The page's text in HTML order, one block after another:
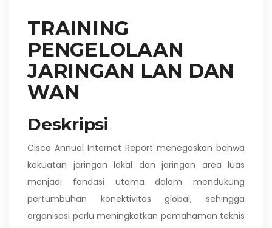
TRAINING
PENGELOLAAN
JARINGAN LAN DAN
WAN
Deskripsi
Cisco Annual Internet Report menegaskan bahwa
kekuatan jaringan lokal dan jaringan area luas
menjadi fondasi utama dalam mendukung
pertumbuhan konektivitas global, sehingga
organisasi perlu meningkatkan pemahaman teknis